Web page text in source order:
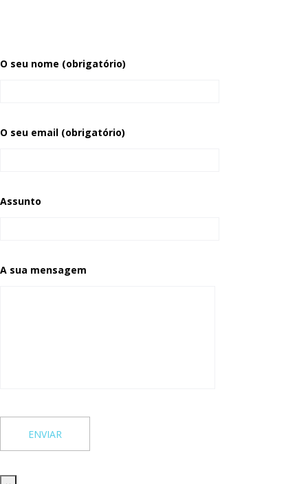
O seu nome (obrigatório)
O seu email (obrigatório)
Assunto
A sua mensagem